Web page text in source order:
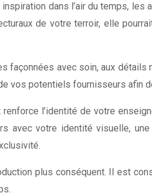
dans l’air du temps, les
de votre terroir, elle
avec soin, aux
vos potentiels fournisseurs afin
l’identité de votre
avec votre identité visuelle,
plus conséquent. Il est